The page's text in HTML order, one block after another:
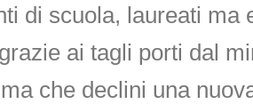
di scuola, laureati ma
ai tagli porti dal
che declini una